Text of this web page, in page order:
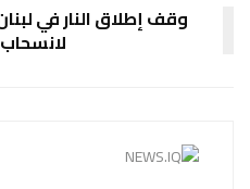
وقف إطلاق النار في